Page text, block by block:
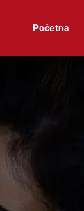
Početna